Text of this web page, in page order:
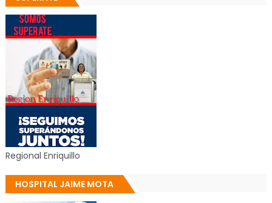
Regional Enriquillo
HOSPITAL JAIME MOTA